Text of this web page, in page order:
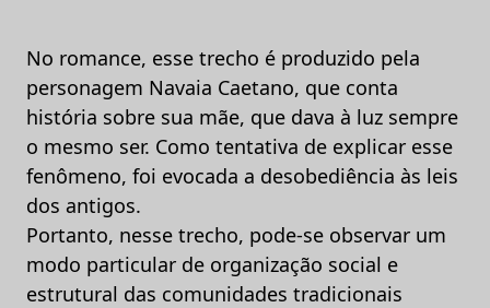
No romance, esse trecho é produzido pela
personagem Navaia Caetano, que conta
história sobre sua mãe, que dava à luz sempre
o mesmo ser. Como tentativa de explicar esse
fenômeno, foi evocada a desobediência às leis
dos antigos.
Portanto, nesse trecho, pode-se observar um
modo particular de organização social e
estrutural das comunidades tradicionais